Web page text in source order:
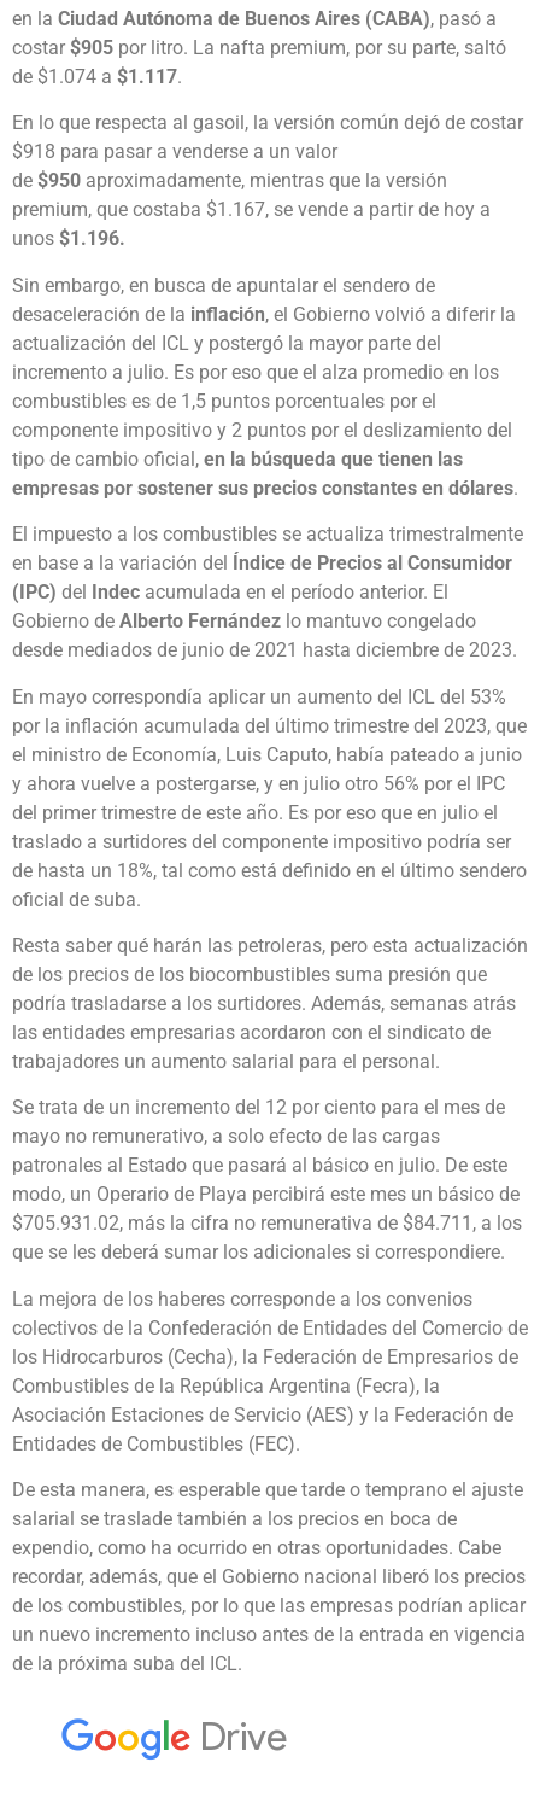
en la Ciudad Autónoma de Buenos Aires (CABA), pasó a
costar $905 por litro. La nafta premium, por su parte, saltó
de $1.074 a $1.117.
En lo que respecta al gasoil, la versión común dejó de costar
$918 para pasar a venderse a un valor
de $950 aproximadamente, mientras que la versión
premium, que costaba $1.167, se vende a partir de hoy a
unos $1.196.
Sin embargo, en busca de apuntalar el sendero de
desaceleración de la inflación, el Gobierno volvió a diferir la
actualización del ICL y postergó la mayor parte del
incremento a julio. Es por eso que el alza promedio en los
combustibles es de 1,5 puntos porcentuales por el
componente impositivo y 2 puntos por el deslizamiento del
tipo de cambio oficial, en la búsqueda que tienen las
empresas por sostener sus precios constantes en dólares.
El impuesto a los combustibles se actualiza trimestralmente
en base a la variación del Índice de Precios al Consumidor
(IPC) del Indec acumulada en el período anterior. El
Gobierno de Alberto Fernández lo mantuvo congelado
desde mediados de junio de 2021 hasta diciembre de 2023.
En mayo correspondía aplicar un aumento del ICL del 53%
por la inflación acumulada del último trimestre del 2023, que
el ministro de Economía, Luis Caputo, había pateado a junio
y ahora vuelve a postergarse, y en julio otro 56% por el IPC
del primer trimestre de este año. Es por eso que en julio el
traslado a surtidores del componente impositivo podría ser
de hasta un 18%, tal como está definido en el último sendero
oficial de suba.
Resta saber qué harán las petroleras, pero esta actualización
de los precios de los biocombustibles suma presión que
podría trasladarse a los surtidores. Además, semanas atrás
las entidades empresarias acordaron con el sindicato de
trabajadores un aumento salarial para el personal.
Se trata de un incremento del 12 por ciento para el mes de
mayo no remunerativo, a solo efecto de las cargas
patronales al Estado que pasará al básico en julio. De este
modo, un Operario de Playa percibirá este mes un básico de
$705.931.02, más la cifra no remunerativa de $84.711, a los
que se les deberá sumar los adicionales si correspondiere.
La mejora de los haberes corresponde a los convenios
colectivos de la Confederación de Entidades del Comercio de
los Hidrocarburos (Cecha), la Federación de Empresarios de
Combustibles de la República Argentina (Fecra), la
Asociación Estaciones de Servicio (AES) y la Federación de
Entidades de Combustibles (FEC).
De esta manera, es esperable que tarde o temprano el ajuste
salarial se traslade también a los precios en boca de
expendio, como ha ocurrido en otras oportunidades. Cabe
recordar, además, que el Gobierno nacional liberó los precios
de los combustibles, por lo que las empresas podrían aplicar
un nuevo incremento incluso antes de la entrada en vigencia
de la próxima suba del ICL.